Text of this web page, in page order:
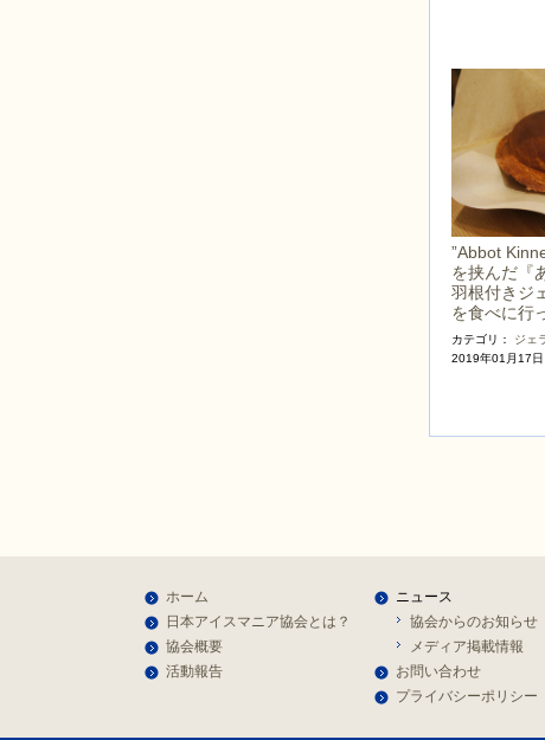
”Abbot
を挟んだ『
羽根付きジ
を食べに行
カテゴリ： ジェ
2019年01月17日
ホーム
日本アイスマニア協会とは？
協会概要
活動報告
ニュース
協会からのお知らせ
メディア掲載情報
お問い合わせ
プライバシーポリシー